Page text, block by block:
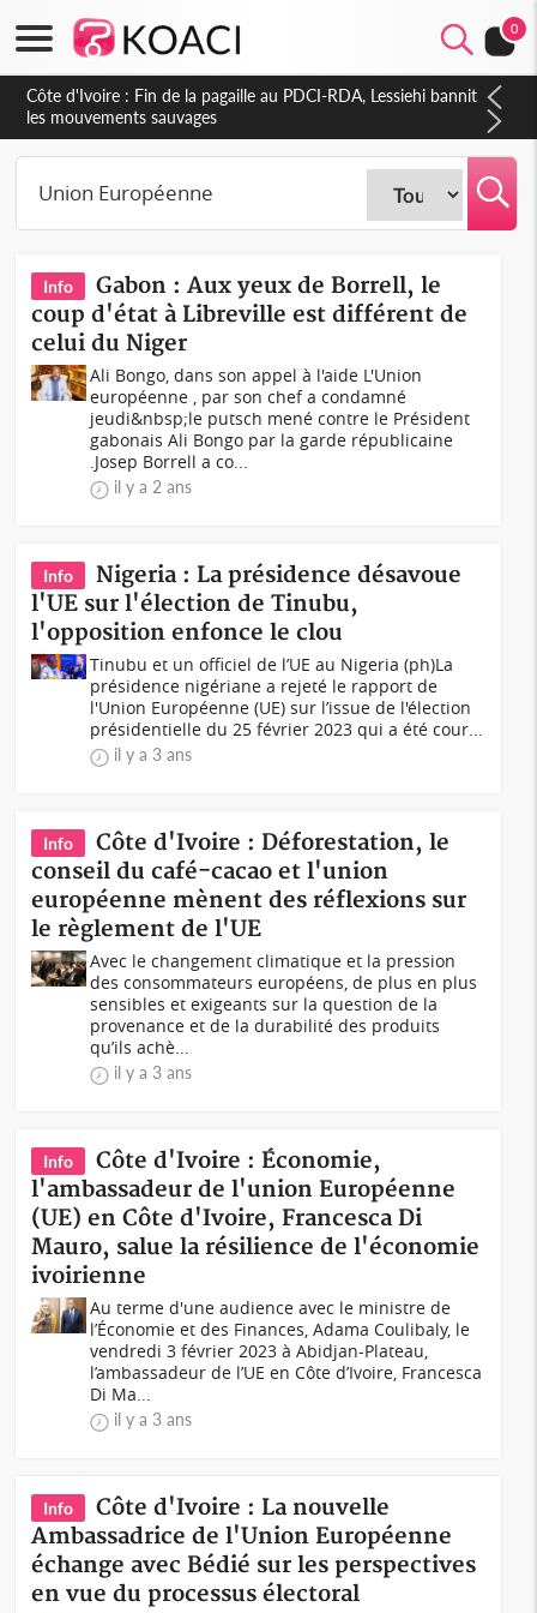
0
Côte d'Ivoire : Ouattara promet des sanctions contre les
déguerpissements illégaux
Info
Gabon : Aux yeux de Borrell, le
coup d'état à Libreville est différent de
celui du Niger
Ali Bongo, dans son appel à l'aide L'Union
européenne , par son chef a condamné
jeudi&nbsp;le putsch mené contre le Président
gabonais Ali Bongo par la garde républicaine
.Josep Borrell a co...
il y a 2 ans
Info
Nigeria : La présidence désavoue
l'UE sur l'élection de Tinubu,
l'opposition enfonce le clou
Tinubu et un officiel de l’UE au Nigeria (ph)La
présidence nigériane a rejeté le rapport de
l'Union Européenne (UE) sur l’issue de l'élection
présidentielle du 25 février 2023 qui a été cour...
il y a 3 ans
Info
Côte d'Ivoire : Déforestation, le
conseil du café-cacao et l'union
européenne mènent des réflexions sur
le règlement de l'UE
Avec le changement climatique et la pression
des consommateurs européens, de plus en plus
sensibles et exigeants sur la question de la
provenance et de la durabilité des produits
qu’ils achè...
il y a 3 ans
Info
Côte d'Ivoire : Économie,
l'ambassadeur de l'union Européenne
(UE) en Côte d'Ivoire, Francesca Di
Mauro, salue la résilience de l'économie
ivoirienne
Au terme d'une audience avec le ministre de
l’Économie et des Finances, Adama Coulibaly, le
vendredi 3 février 2023 à Abidjan-Plateau,
l’ambassadeur de l’UE en Côte d’Ivoire, Francesca
Di Ma...
il y a 3 ans
Info
Côte d'Ivoire : La nouvelle
Ambassadrice de l'Union Européenne
échange avec Bédié sur les perspectives
en vue du processus électoral